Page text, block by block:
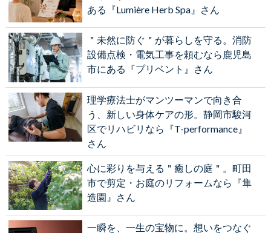
ある『Lumière Herb Spa』さん
＂未然に防ぐ＂が暮らしを守る。消防
設備点検・電気工事を頼むなら鹿児島
市にある『プリベント』さん
理学療法士がマンツーマンで向き合
う、新しい身体ケアの形。静岡市駿河
区でリハビリなら『T-performance』
さん
心に彩りを与える＂癒しの庭＂。町田
市で剪定・お庭のリフォームなら『隼
造園』さん
一瞬を、一生の宝物に。想いをつなぐ